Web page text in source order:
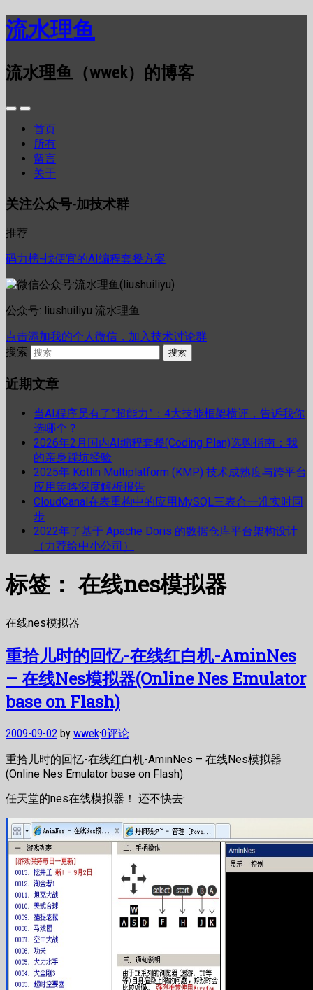
流水理鱼
流水理鱼（wwek）的博客
首页
所有
留言
关于
关注公众号-加技术群
推荐
码力榜-找便宜的AI编程套餐方案
公众号: liushuiliyu 流水理鱼
点击添加我的个人微信，加入技术讨论群
搜索
近期文章
当AI程序员有了”超能力”：4大技能框架横评，告诉我你
选哪个？
2026年2月国内AI编程套餐(Coding Plan)选购指南：我
的亲身踩坑经验
2025年 Kotlin Multiplatform (KMP) 技术成熟度与跨平台
应用策略深度解析报告
CloudCanal在表重构中的应用MySQL三表合一准实时同
步
2022年了基于 Apache Doris 的数据仓库平台架构设计
（力荐给中小公司）
标签： 在线nes模拟器
在线nes模拟器
重拾儿时的回忆-在线红白机-AminNes
– 在线Nes模拟器(Online Nes Emulator
base on Flash)
2009-09-02 by wwek·0评论
重拾儿时的回忆-在线红白机-AminNes – 在线Nes模拟器
(Online Nes Emulator base on Flash)
任天堂的nes在线模拟器！ 还不快去·